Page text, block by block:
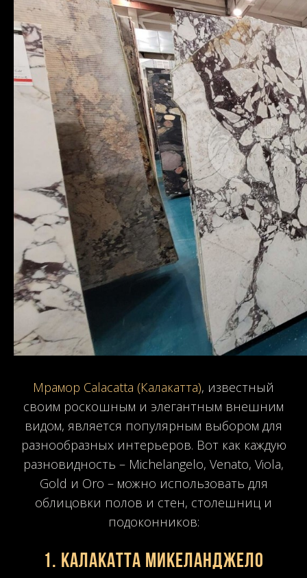
Мрамор Calacatta (Калакатта), известный
своим роскошным и элегантным внешним
видом, является популярным выбором для
разнообразных интерьеров. Вот как каждую
разновидность – Michelangelo, Venato, Viola,
Gold и Oro – можно использовать для
облицовки полов и стен, столешниц и
подоконников:
1. Калакатта Микеланджело